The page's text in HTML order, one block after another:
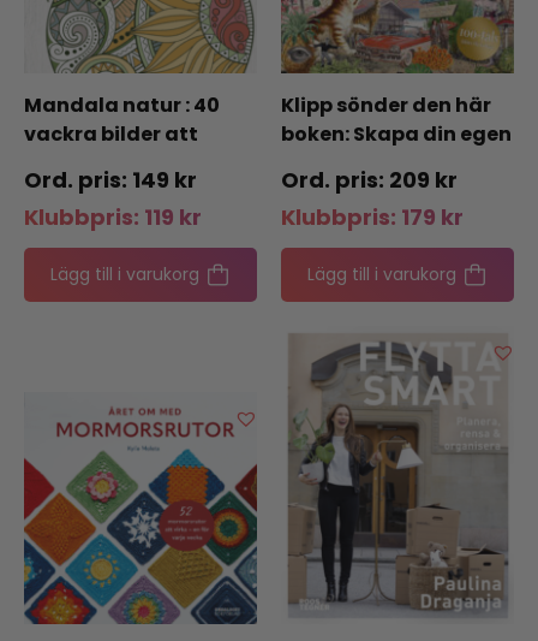
Mandala natur : 40
vackra bilder att
149 kr
Klubbpris: 119 kr
Lägg till i varukorg
Klipp sönder den här
boken: Skapa din egen
209 kr
Klubbpris: 179 kr
Lägg till i varukorg